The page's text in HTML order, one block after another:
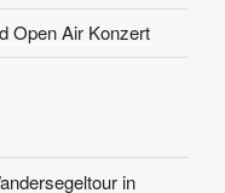
Open Air Konzert
in